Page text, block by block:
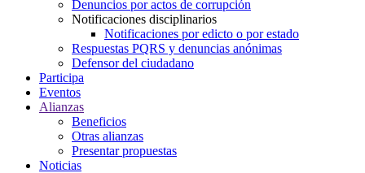
Denuncios por actos de corrupción
Notificaciones disciplinarios
Notificaciones por edicto o por estado
Respuestas PQRS y denuncias anónimas
Defensor del ciudadano
Participa
Eventos
Alianzas
Beneficios
Otras alianzas
Presentar propuestas
Noticias